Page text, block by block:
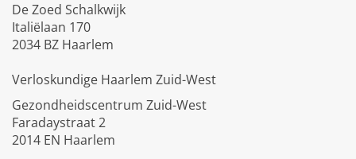
De Zoed Schalkwijk
Italiëlaan 170
2034 BZ Haarlem
Verloskundige Haarlem Zuid-West
Gezondheidscentrum Zuid-West
Faradaystraat 2
2014 EN Haarlem